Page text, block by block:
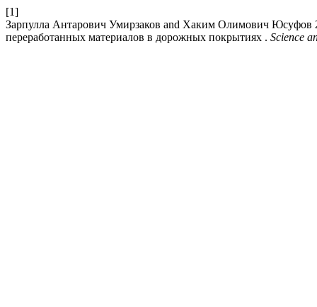
[1]
Зарпулла Антарович Умирзаков and Хаким Олимович Юсуфов
переработанных материалов в дорожных покрытиях . Science